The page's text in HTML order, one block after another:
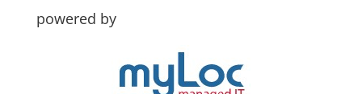
powered by